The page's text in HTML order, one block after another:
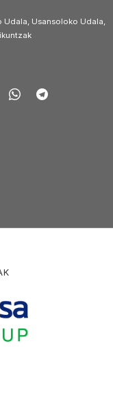
Udala, Usansoloko Udala,